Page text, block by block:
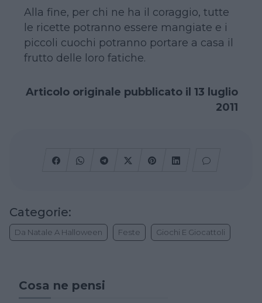
Alla fine, per chi ne ha il coraggio, tutte
le ricette potranno essere mangiate e i
piccoli cuochi potranno portare a casa il
frutto delle loro fatiche.
Articolo originale pubblicato il 13 luglio
2011
Categorie:
Da Natale A Halloween Feste Giochi E Giocattoli
Cosa ne pensi